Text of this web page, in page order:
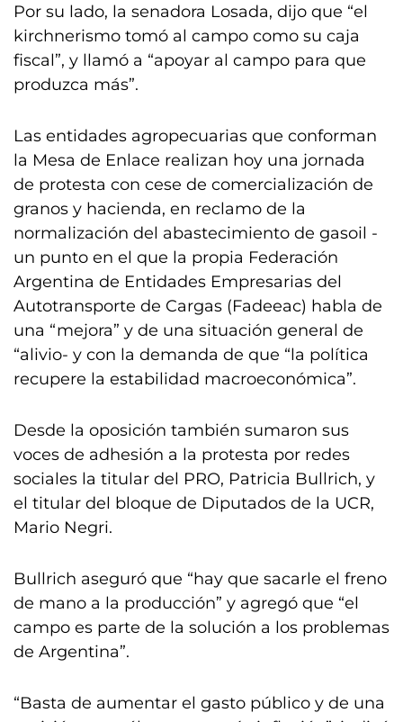
Por su lado, la senadora Losada, dijo que “el
kirchnerismo tomó al campo como su caja
fiscal”, y llamó a “apoyar al campo para que
produzca más”.
Las entidades agropecuarias que conforman
la Mesa de Enlace realizan hoy una jornada
de protesta con cese de comercialización de
granos y hacienda, en reclamo de la
normalización del abastecimiento de gasoil -
un punto en el que la propia Federación
Argentina de Entidades Empresarias del
Autotransporte de Cargas (Fadeeac) habla de
una “mejora” y de una situación general de
“alivio- y con la demanda de que “la política
recupere la estabilidad macroeconómica”.
Desde la oposición también sumaron sus
voces de adhesión a la protesta por redes
sociales la titular del PRO, Patricia Bullrich, y
el titular del bloque de Diputados de la UCR,
Mario Negri.
Bullrich aseguró que “hay que sacarle el freno
de mano a la producción” y agregó que “el
campo es parte de la solución a los problemas
de Argentina”.
“Basta de aumentar el gasto público y de una